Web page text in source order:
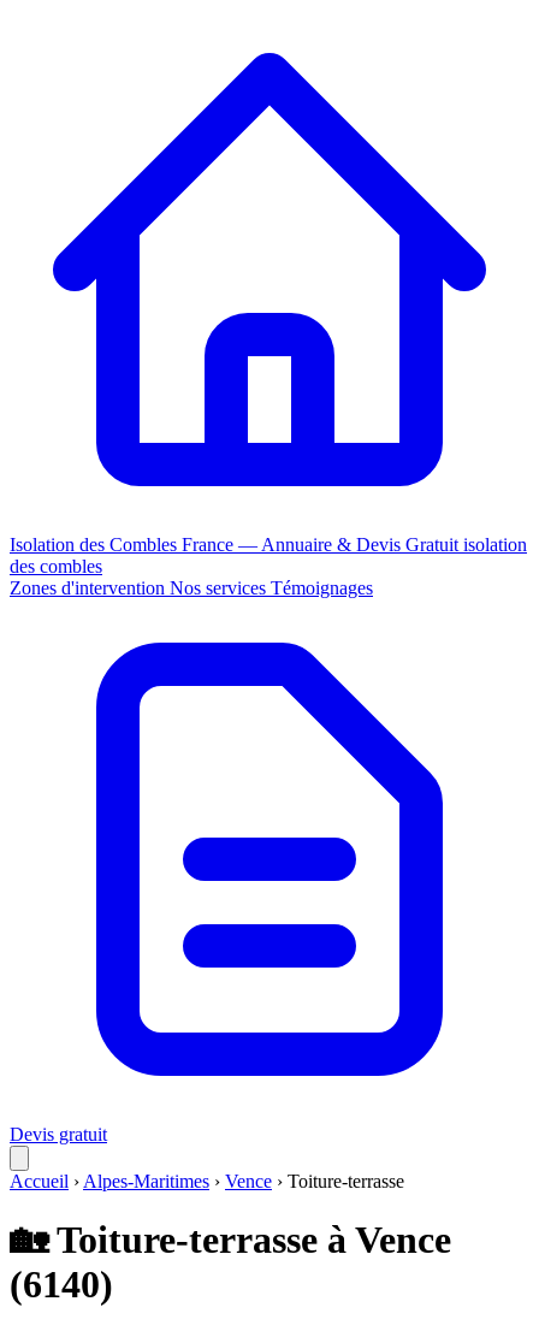
Isolation des Combles France — Annuaire & Devis Gratuit isolation
des combles
Zones d'intervention Nos services Témoignages
Devis gratuit
Accueil › Alpes-Maritimes › Vence › Toiture-terrasse
🏡 Toiture-terrasse à Vence
(6140)